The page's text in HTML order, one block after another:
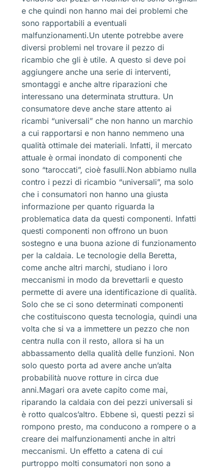
e che quindi non hanno mai dei problemi che
sono rapportabili a eventuali
malfunzionamenti.Un utente potrebbe avere
diversi problemi nel trovare il pezzo di
ricambio che gli è utile. A questo si deve poi
aggiungere anche una serie di interventi,
smontaggi e anche altre riparazioni che
interessano una determinata struttura. Un
consumatore deve anche stare attento ai
ricambi “universali” che non hanno un marchio
a cui rapportarsi e non hanno nemmeno una
qualità ottimale dei materiali. Infatti, il mercato
attuale è ormai inondato di componenti che
sono “taroccati”, cioè fasulli.Non abbiamo nulla
contro i pezzi di ricambio “universali”, ma solo
che i consumatori non hanno una giusta
informazione per quanto riguarda la
problematica data da questi componenti. Infatti
questi componenti non offrono un buon
sostegno e una buona azione di funzionamento
per la caldaia. Le tecnologie della Beretta,
come anche altri marchi, studiano i loro
meccanismi in modo da brevettarli e questo
permette di avere una identificazione di qualità.
Solo che se ci sono determinati componenti
che costituiscono questa tecnologia, quindi una
volta che si va a immettere un pezzo che non
centra nulla con il resto, allora si ha un
abbassamento della qualità delle funzioni. Non
solo questo porta ad avere anche un’alta
probabilità nuove rotture in circa due
anni.Magari ora avete capito come mai,
riparando la caldaia con dei pezzi universali si
è rotto qualcos’altro. Ebbene sì, questi pezzi si
rompono presto, ma conducono a rompere o a
creare dei malfunzionamenti anche in altri
meccanismi. Un effetto a catena di cui
purtroppo molti consumatori non sono a